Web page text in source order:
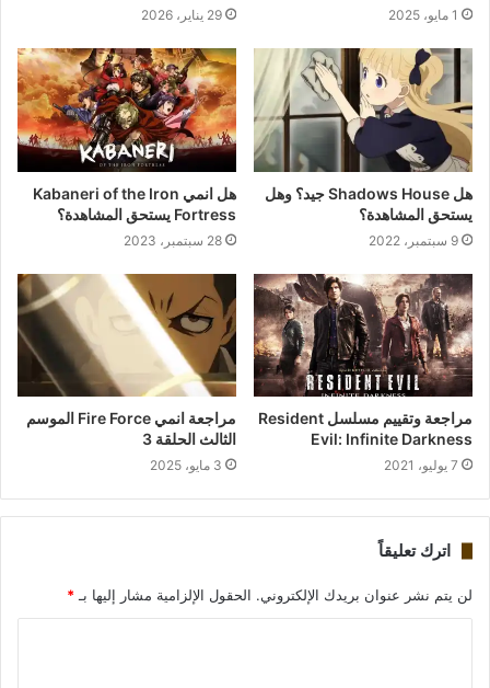
1 مايو، 2025 29 يناير، 2026
هل Shadows House جيد؟ وهل
يستحق المشاهدة؟
9 سبتمبر، 2022
هل انمي Kabaneri of the Iron
Fortress يستحق المشاهدة؟
28 سبتمبر، 2023
مراجعة وتقييم مسلسل Resident
Evil: Infinite Darkness
7 يوليو، 2021
مراجعة انمي Fire Force الموسم
الثالث الحلقة 3
3 مايو، 2025
اترك تعليقاً
لن يتم نشر عنوان بريدك الإلكتروني. الحقول الإلزامية مشار إليها بـ*